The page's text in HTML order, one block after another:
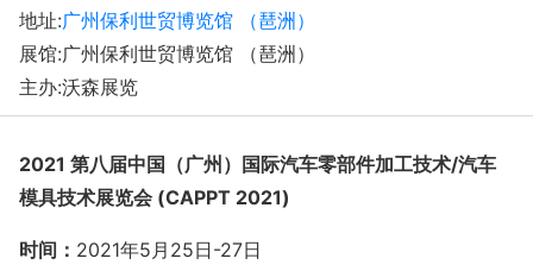
地址:广州保利世贸博览馆 （琶洲）
展馆:广州保利世贸博览馆 （琶洲）
主办:沃森展览
2021 第八届中国（广州）国际汽车零部件加工技术/汽车
模具技术展览会 (CAPPT 2021)
时间： 2021年5月25日-27日